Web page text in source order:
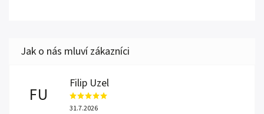
FU
Filip Uzel
31.7.2026